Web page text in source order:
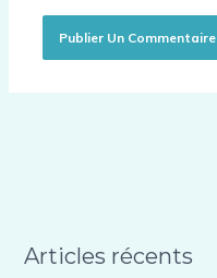
Articles récents